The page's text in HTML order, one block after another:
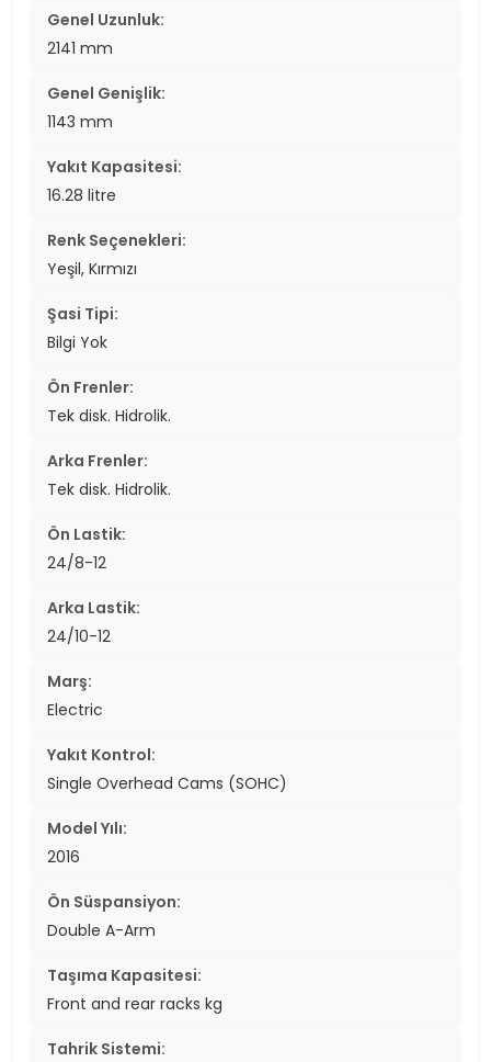
Genel Uzunluk:
2141 mm
Genel Genişlik:
1143 mm
Yakıt Kapasitesi:
16.28 litre
Renk Seçenekleri:
Yeşil, Kırmızı
Şasi Tipi:
Bilgi Yok
Ön Frenler:
Tek disk. Hidrolik.
Arka Frenler:
Tek disk. Hidrolik.
Ön Lastik:
24/8-12
Arka Lastik:
24/10-12
Marş:
Electric
Yakıt Kontrol:
Single Overhead Cams (SOHC)
Model Yılı:
2016
Ön Süspansiyon:
Double A-Arm
Taşıma Kapasitesi:
Front and rear racks kg
Tahrik Sistemi: